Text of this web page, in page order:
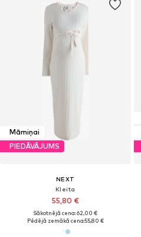
Māmiņai
PIEDĀVĀJUMS
NEXT
Kleita
55,80 €
Sākotnējā cena: 62,00 €
Pēdējā zemākā cena:55,80 €